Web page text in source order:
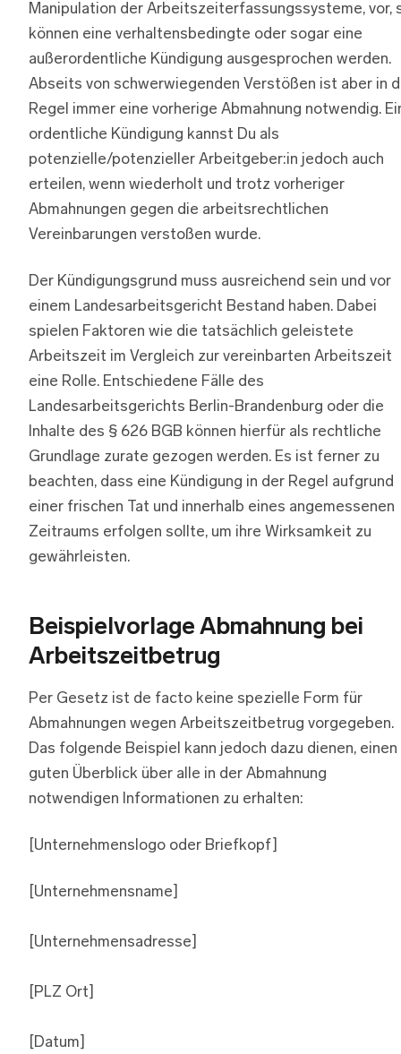
Manipulation der Arbeitszeiterfassungssysteme, vor,
können eine verhaltensbedingte oder sogar eine
außerordentliche Kündigung ausgesprochen werden.
Abseits von schwerwiegenden Verstößen ist aber in
Regel immer eine vorherige Abmahnung notwendig.
ordentliche Kündigung kannst Du als
potenzielle/potenzieller Arbeitgeber:in jedoch auch
erteilen, wenn wiederholt und trotz vorheriger
Abmahnungen gegen die arbeitsrechtlichen
Vereinbarungen verstoßen wurde.
Der Kündigungsgrund muss ausreichend sein und vor
einem Landesarbeitsgericht Bestand haben. Dabei
spielen Faktoren wie die tatsächlich geleistete
Arbeitszeit im Vergleich zur vereinbarten Arbeitszeit
eine Rolle. Entschiedene Fälle des
Landesarbeitsgerichts Berlin-Brandenburg oder die
Inhalte des § 626 BGB können hierfür als rechtliche
Grundlage zurate gezogen werden. Es ist ferner zu
beachten, dass eine Kündigung in der Regel aufgrund
einer frischen Tat und innerhalb eines angemessenen
Zeitraums erfolgen sollte, um ihre Wirksamkeit zu
gewährleisten.
Beispielvorlage Abmahnung bei
Arbeitszeitbetrug
Per Gesetz ist de facto keine spezielle Form für
Abmahnungen wegen Arbeitszeitbetrug vorgegeben.
Das folgende Beispiel kann jedoch dazu dienen, einen
guten Überblick über alle in der Abmahnung
notwendigen Informationen zu erhalten:
[Unternehmenslogo oder Briefkopf]
[Unternehmensname]
[Unternehmensadresse]
[PLZ Ort]
[Datum]